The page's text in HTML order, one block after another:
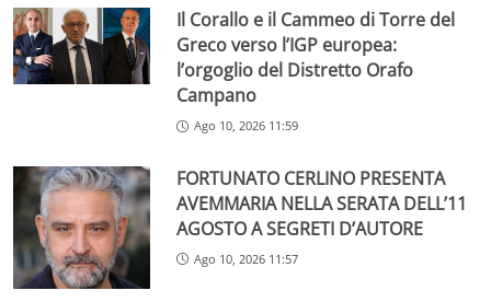
Il Corallo e il Cammeo di Torre del
Greco verso l’IGP europea:
l’orgoglio del Distretto Orafo
Campano
Ago 10, 2026 11:59
FORTUNATO CERLINO PRESENTA
AVEMMARIA NELLA SERATA DELL’11
AGOSTO A SEGRETI D’AUTORE
Ago 10, 2026 11:57